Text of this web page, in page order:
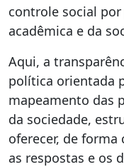
controle social
acadêmica e da
Aqui, a
política orientada
mapeamento das
da sociedade,
oferecer, de forma
as respostas e os